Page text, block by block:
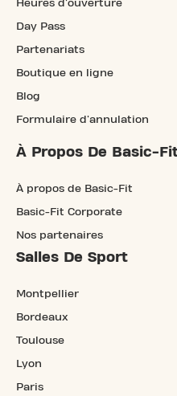
Heures d'ouverture
Day Pass
Partenariats
Boutique en ligne
Blog
Formulaire d'annulation
À Propos De Basic-
À propos de Basic-Fit
Basic-Fit Corporate
Nos partenaires
Salles De Sport
Montpellier
Bordeaux
Toulouse
Lyon
Paris